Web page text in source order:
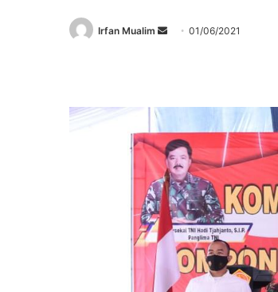
Irfan Mualim
Send01/06/2021